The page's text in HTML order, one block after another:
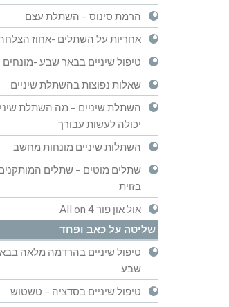
הרמת סינוס – השתלת עצם
אחריות על השתלים -אחוז
טיפול שיניים בבאר שבע -מונחים
שאלות נפוצות בהשתלת שיניים
השתלת שיניים – מה השתלת
יכולה לעשות עבורך
השתלות שיניים מונחות מחשב
שתלים מוטים – שתלים
בזוית
אול און פור All on 4
שליטה על כאב ופחד
טיפול שיניים בהרדמה מלאה
שבע
טיפול שיניים בסדציה – טשטוש